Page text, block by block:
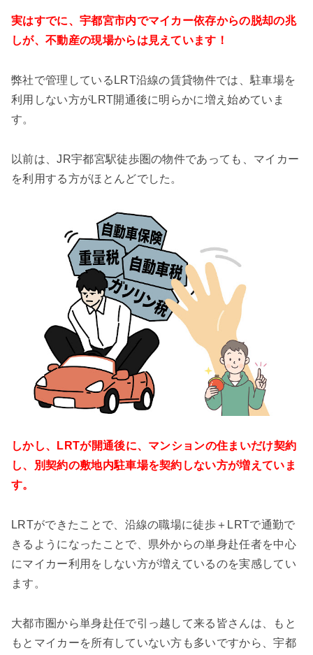
実はすでに、宇都宮市内でマイカー依存からの脱却の兆
しが、不動産の現場からは見えています！
弊社で管理しているLRT沿線の賃貸物件では、駐車場を
利用しない方がLRT開通後に明らかに増え始めていま
す。
以前は、JR宇都宮駅徒歩圏の物件であっても、マイカー
を利用する方がほとんどでした。
しかし、LRTが開通後に、マンションの住まいだけ契約
し、別契約の敷地内駐車場を契約しない方が増えていま
す。
LRTができたことで、沿線の職場に徒歩＋LRTで通勤で
きるようになったことで、県外からの単身赴任者を中心
にマイカー利用をしない方が増えているのを実感してい
ます。
大都市圏から単身赴任で引っ越して来る皆さんは、もと
もとマイカーを所有していない方も多いですから、宇都